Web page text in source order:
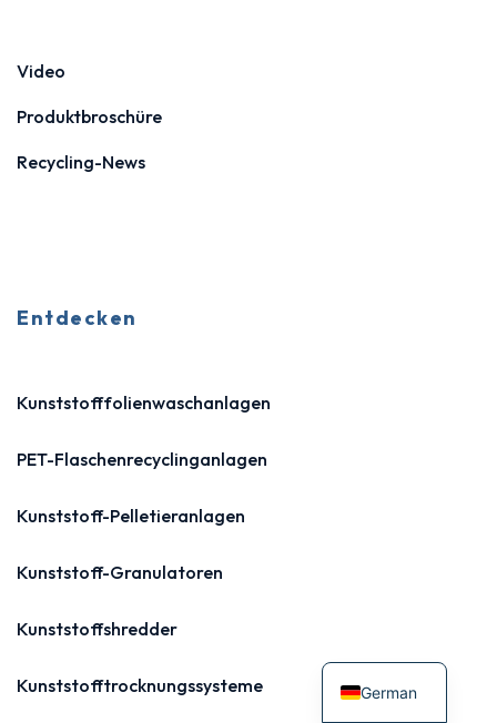
Video
Produktbroschüre
Recycling-News
Entdecken
Kunststofffolienwaschanlagen
PET-Flaschenrecyclinganlagen
Kunststoff-Pelletieranlagen
Kunststoff-Granulatoren
Kunststoffshredder
Kunststofftrocknungssysteme German